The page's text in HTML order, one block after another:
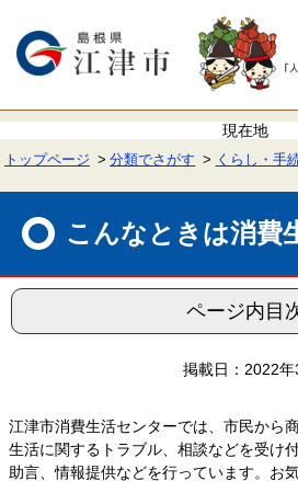
で
ば
本トップページ 分類でさがす くらし・手
こんなときは消費
ページ内目
掲載日：2022
江津市消費生活センターでは、市民から
生活に関するトラブル、相談などを受け
助言、情報提供などを行っています。お